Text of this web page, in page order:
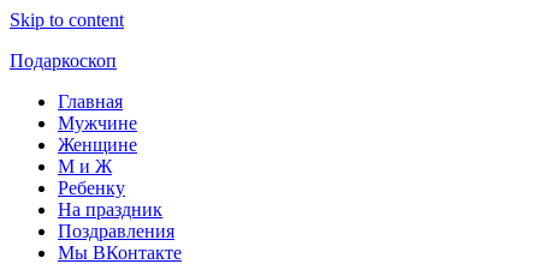
Skip to content
Подаркоскоп
Поможем
выбрать
подарить
Главная
Мужчине
Женщине
М и Ж
Ребенку
На праздник
Поздравления
Мы ВКонтакте